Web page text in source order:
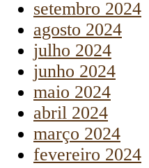
setembro 2024
agosto 2024
julho 2024
junho 2024
maio 2024
abril 2024
março 2024
fevereiro 2024